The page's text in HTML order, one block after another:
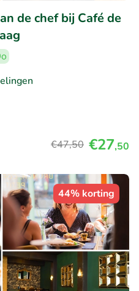
de chef bij Café de
€47,50 €27,50
44% korting